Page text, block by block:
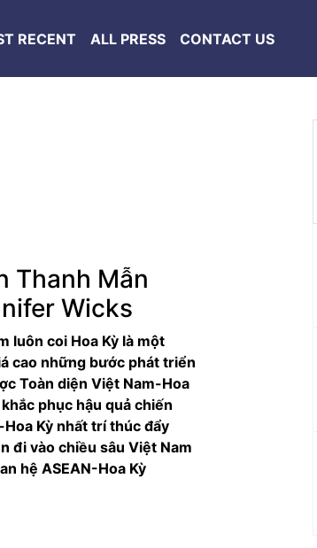
RECENT ALL PRESS CONTACT US
Thanh Mẫn
Wicks
luôn coi Hoa Kỳ là một
cao những bước phát triển
Toàn diện Việt Nam-Hoa
phục hậu quả chiến
Kỳ nhất trí thúc đẩy
vào chiều sâu Việt Nam
hệ ASEAN-Hoa Kỳ